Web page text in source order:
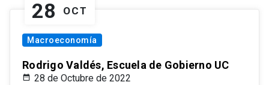
28 OCT
Macroeconomía
Rodrigo Valdés, Escuela de Gobierno UC
28 de Octubre de 2022